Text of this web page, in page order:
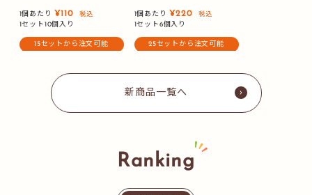
価
1個あたり ¥110 税込
1セット10個入り
15セットから注文可能
価
1個あたり ¥220 税込
1セット6個入り
25セットから注文可能
新商品一覧へ
Ranking